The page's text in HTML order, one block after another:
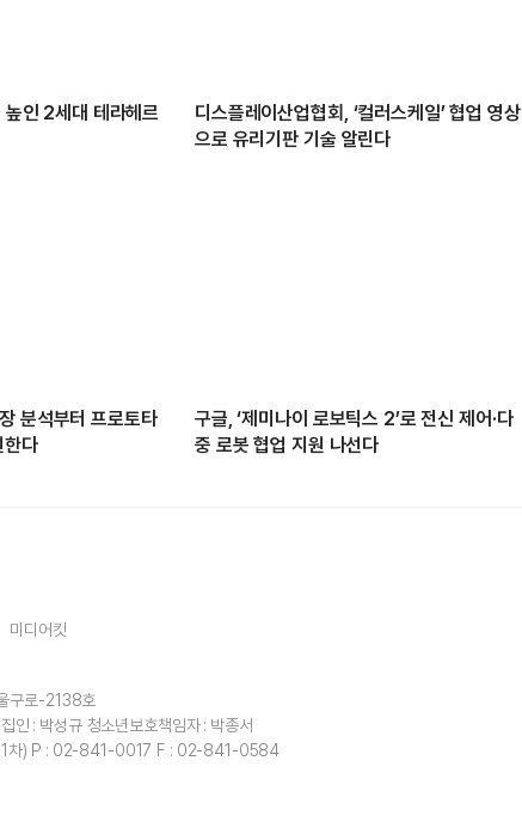
인 2세대 테라헤르
디스플레이산업협회, ‘컬러스케일’ 협업 영상
으로 유리기판 기술 알린다
분석부터 프로토타
한다
구글, ‘제미나이 로보틱스 2’로 전신 제어·다
중 로봇 협업 지원 나선다
미디어킷
구로-2138호
인 : 박성규 청소년보호책임자 : 박종서
차) P : 02-841-0017 F : 02-841-0584